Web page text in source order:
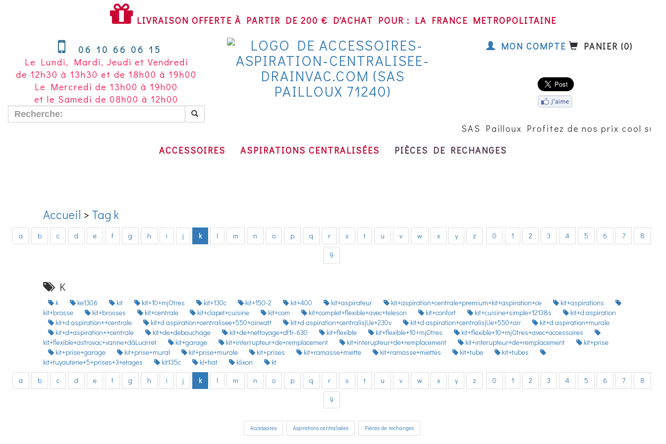
OFFERTE
PARTIR
DE
200
€
D'ACHAT
POUR
LIVRAISON OFFERTE À PARTIR DE 200 € D'ACHAT POUR : LA FRANCE METROPOLITAINE
06 10 66 06 15
Le Lundi, Mardi, Jeudi et Vendredi
de 12h30 à 13h30 et de 18h00 à 19h00
Le Mercredi de 13h00 à 19h00
et le Samedi de 08h00 à 12h00
MON COMPTE PANIER (0)
SAS Pailloux Profitez de nos prix cool sur
ACCESSOIRES
ASPIRATIONS CENTRALISÉES PIÈCES DE RECHANGES
Accueil > Tag k
a b c d e f g h i j k l m n o p q r s t u v w x y z 0 1 2 3 4 5 6 7 8
9
K
k ke1306 kit kit+10+mjOtres kit+130c kit+150-2 kit+400 kit+aspirateur kit+aspiration+centrale+premium+kit+aspiration+ce
kit+aspirations
kit+brosse
kit+brosses kit+centrale kit+clapet+cuisine kit+com kit+complet+flexible+avec+teleson kit+confort kit+cuisine+simple+12138s
kit+d aspiration
kit+d aspiration++centrale
kit+d aspiration+centralisee+550+airwatt kit+d aspiration+centralisjUe+230v kit+d aspiration+centralisjUe+550+air
kit+d aspiration+murale
kit+d+aspiration++centrale
kit+de+debouchage kit+de+nettoyage+df1r-630 kit+flexible kit+flexible+10+mjOtres
kit+flexible+10+mjOtres+avec+accessoires
kit+flexible+astrovac+vanne+dâLuarret
kit+garage kit+interrupteur+de+remplacement kit+interupteur+de+remplacement kit+interupteur+de+remplacement
kit+prise
kit+prise+garage
kit+prise+mural kit+prise+murale kit+prises kit+ramasse+miette kit+ramasse+miettes kit+tube
kit+tubes
kit+tuyauterie+5+prises+3+etages
kit135c kl+hat klixon
kt
a
b c d e f g h i j k l m n o p q r s t u v w x y z 0 1 2 3 4 5 6 7 8
9
Accessoires Aspirations centralisées Pièces de rechanges